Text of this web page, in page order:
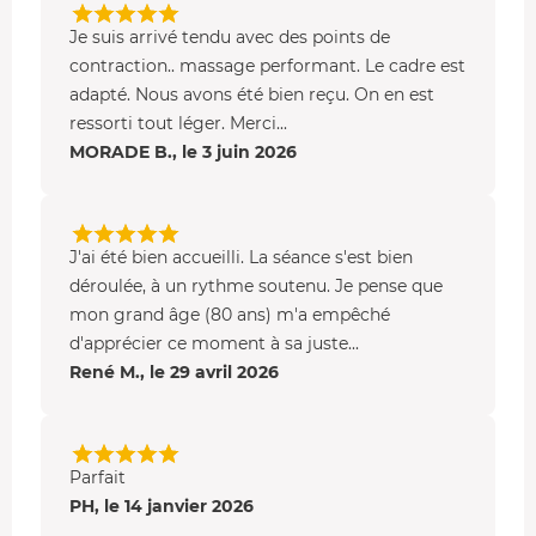
Je suis arrivé tendu avec des points de
contraction.. massage performant. Le cadre est
adapté. Nous avons été bien reçu. On en est
ressorti tout léger. Merci...
MORADE B., le 3 juin 2026
J'ai été bien accueilli. La séance s'est bien
déroulée, à un rythme soutenu. Je pense que
mon grand âge (80 ans) m'a empêché
d'apprécier ce moment à sa juste...
René M., le 29 avril 2026
Parfait
PH, le 14 janvier 2026